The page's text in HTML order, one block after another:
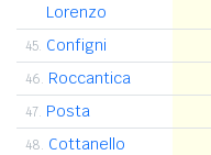
Lorenzo
45. Configni
46. Roccantica
47. Posta
48. Cottanello